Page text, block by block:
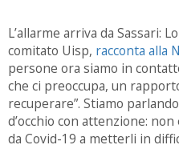
L’allarme arriva da Sassari:
comitato Uisp, racconta alla
persone ora siamo in
che ci preoccupa, un
recuperare”. Stiamo
d’occhio con attenzione:
da Covid-19 a metterli in